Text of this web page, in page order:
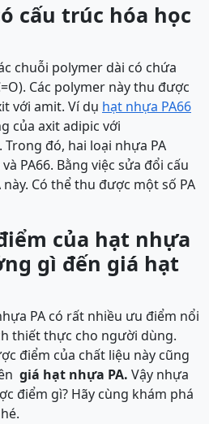
cấu trúc hóa học
chuỗi polymer dài có chứa
Các polymer này thu được
với amit. Ví dụ hạt nhựa PA66
của axit adipic với
đó, hai loại nhựa PA
PA66. Bằng việc sửa đổi cấu
Có thể thu được một số PA
của hạt nhựa
gì đến giá hạt
PA có rất nhiều ưu điểm nổi
thiết thực cho người dùng.
điểm của chất liệu này cũng
giá hạt nhựa PA. Vậy nhựa
điểm gì? Hãy cùng khám phá